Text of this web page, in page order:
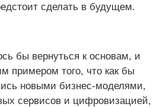
сделать в будущем.
бы вернуться к основам, и
примером того, что как бы
новыми бизнес-моделями,
сервисов и цифровизацией,